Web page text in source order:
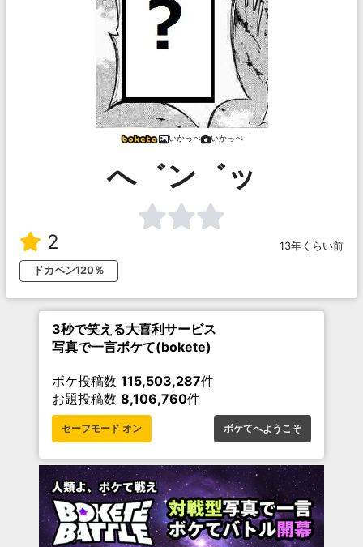
いかっぺ いかっぺ
へ゛ン゛ッ
2
13年くらい前
ドカベン120％
3秒で笑える大喜利サービス
写真で一言ボケて(bokete)
ボケ投稿数 115,503,287件
お題投稿数 8,106,760件
セーフモード オン ボケてへようこそ